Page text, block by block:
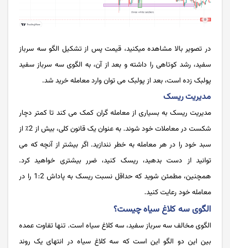
در تصویر بالا مشاهده میکنید، قیمت پس از تشکیل الگو سه سرباز
سفید، رشد کوتاهی را داشته و بعد از آن، به الگوی سه سرباز سفید
پولبک زده است، بعد از پولبک می توان وارد معامله خرید شد.
مدیریت ریسک
مدیریت ریسک به بسیاری از معامله گران کمک می کند تا کمتر دچار
شکست در معاملات خود شوند. به عنوان یک قانون کلی، بیش از 2٪ از
سبد خود را در هر معامله به خطر نندازید. اگر بیشتر از آنچه که می
توانید از دست بدهید، ریسک کنید، ضرر بیشتری خواهید کرد.
همچنین، مطمئن شوید که حداقل نسبت ریسک به پاداش 1:2 را در
معامله خود رعایت کنید.
الگوی سه کلاغ سیاه چیست؟
الگوی مخالف سه سرباز سفید، سه کلاغ سیاه است. تنها تفاوت عمده
بین این دو الگو این است که سه کلاغ سیاه در انتهای یک روند